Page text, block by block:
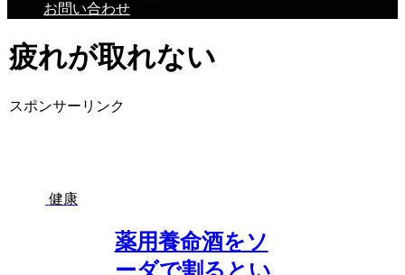
お問い合わせ
疲れが取れない
スポンサーリンク
健康
薬用養命酒をソ